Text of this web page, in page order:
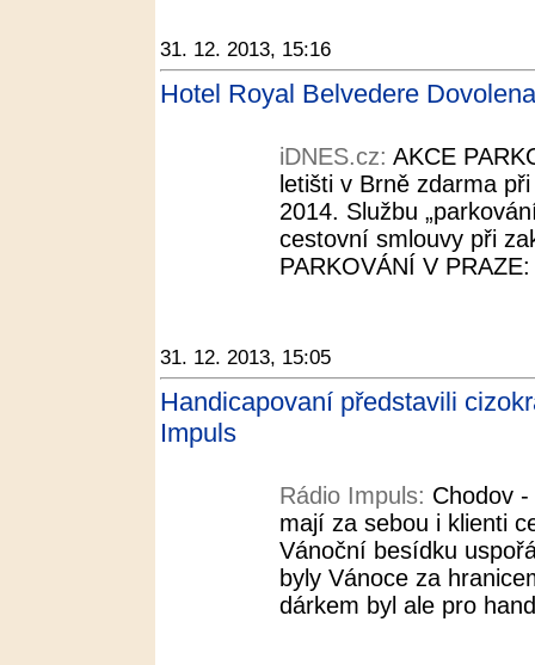
31. 12. 2013, 15:16
Hotel Royal Belvedere
iDNES.cz: AKCE
letišti v Brně zdarma
2014. Službu
cestovní smlouvy při
PARKOVÁNÍ V
31. 12. 2013, 15:05
Handicapovaní představili
Impuls
Rádio Impuls: Chodov
mají za sebou i klienti
Vánoční besídku
byly Vánoce za
dárkem byl ale pro